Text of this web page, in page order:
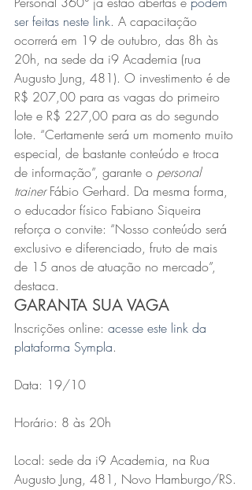
ser feitas neste link. A capacitação
ocorrerá em 19 de outubro, das 8h às
20h, na sede da i9 Academia (rua
Augusto Jung, 481). O investimento é de
R$ 207,00 para as vagas do primeiro
lote e R$ 227,00 para as do segundo
lote. “Certamente será um momento muito
especial, de bastante conteúdo e troca
de informação”, garante o personal
trainer Fábio Gerhard. Da mesma forma,
o educador físico Fabiano Siqueira
reforça o convite: “Nosso conteúdo será
exclusivo e diferenciado, fruto de mais
de 15 anos de atuação no mercado”,
destaca.
GARANTA SUA VAGA
Inscrições online: acesse este link da
plataforma Sympla.
Data: 19/10
Horário: 8 às 20h
Local: sede da i9 Academia, na Rua
Augusto Jung, 481, Novo Hamburgo/RS.